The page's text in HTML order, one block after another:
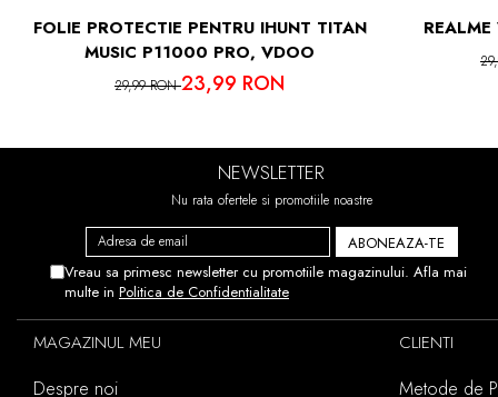
FOLIE PROTECTIE PENTRU IHUNT TITAN
MUSIC P11000 PRO, VDOO
29,99 RON23,99 RON
NEWSLETTER
Nu rata ofertele si promotiile noastre
Vreau sa primesc newsletter cu promotiile magazinului. Afla mai
multe in Politica de Confidentialitate
MAGAZINUL MEU
Despre noi
CLIENTI
Metode de